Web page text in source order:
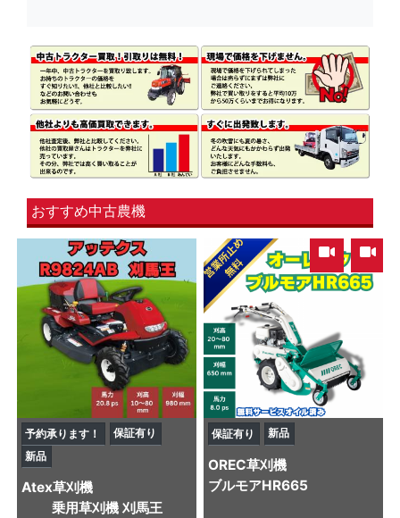
おすすめ中古農機
予約承ります！
保証有り
新品
Atex草刈機
乗用草刈機 刈馬王
,
保証有り 新品
OREC草刈機
ブルモアHR665